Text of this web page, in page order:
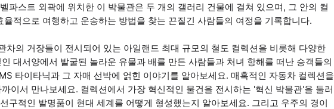
파스트 외곽에 위치한 이 박물관은 두 개의 갤러리 건물에 걸쳐 있으며, 그 안의 컬
적으로 여행하고 운송하는 방법을 찾는 끈질긴 사람들의 여정을 기록합니다.
차의 거장들이 전시되어 있는 아일랜드 최대 규모의 철도 컬렉션을 비롯해 다양한
대서양에서 발굴된 놀라운 유물과 배를 만든 사람들과 처녀 항해를 떠난 승객들의
타이타닉과 그 자매 선박에 얽힌 이야기를 알아보세요. 매혹적인 자동차 컬렉션을
이서 만나보세요. 컬렉션에서 가장 혁신적인 물건을 전시하는 '혁신 박물관'을 둘러
구적인 발명품이 현대 세계를 어떻게 형성했는지 알아보세요. 그리고 우주의 경이